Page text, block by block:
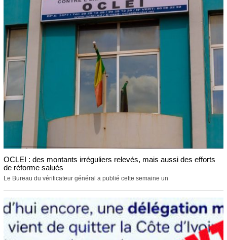
OCLEI : des montants irréguliers relevés, mais aussi des efforts
de réforme salués
Le Bureau du vérificateur général a publié cette semaine un